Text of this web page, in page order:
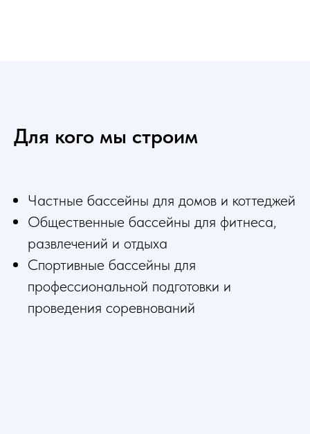
Для кого мы строим
Частные бассейны для домов и коттеджей
Общественные бассейны для фитнеса,
развлечений и отдыха
Спортивные бассейны для
профессиональной подготовки и
проведения соревнований